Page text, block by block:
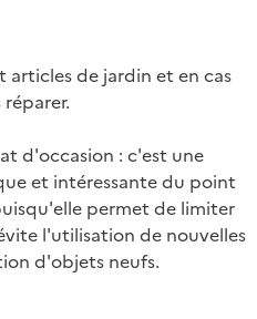
articles de jardin et en cas
d'occasion : c'est une
et intéressante du point
permet de limiter
l'utilisation de nouvelles
d'objets neufs.